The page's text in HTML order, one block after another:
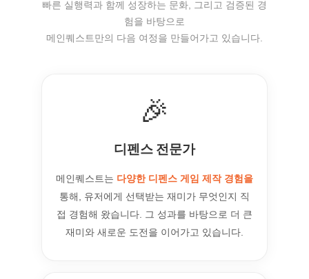
빠른 실행력과 함께 성장하는 문화, 그리고 검증된 경
험을 바탕으로
메인퀘스트만의 다음 여정을 만들어가고 있습니다.
🎉
디펜스 전문가
메인퀘스트는 다양한 디펜스 게임 제작 경험을
통해, 유저에게 선택받는 재미가 무엇인지 직
접 경험해 왔습니다. 그 성과를 바탕으로 더 큰
재미와 새로운 도전을 이어가고 있습니다.